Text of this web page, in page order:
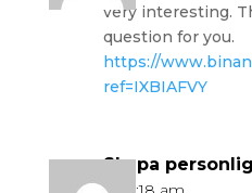
very interesting.
question for you.
https://
ref=IXBIAFVY
Skapa